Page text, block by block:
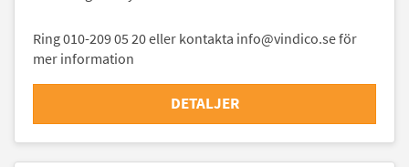
Ring 010-209 05 20 eller kontakta info@vindico.se för
mer information
DETALJER